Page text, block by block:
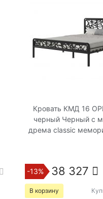
Кровать КМД 16
черный Черный с
дрема classic
-13% 38 327
В корзину